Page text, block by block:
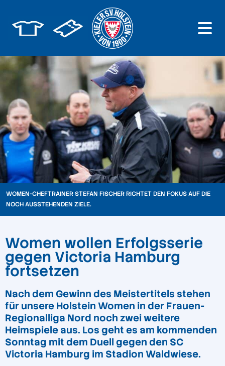
WOMEN-CHEFTRAINER STEFAN FISCHER RICHTET DEN FOKUS AUF DIE
NOCH AUSSTEHENDEN ZIELE.
Women wollen Erfolgsserie
gegen Victoria Hamburg
fortsetzen
Nach dem Gewinn des Meistertitels stehen
für unsere Holstein Women in der Frauen-
Regionalliga Nord noch zwei weitere
Heimspiele aus. Los geht es am kommenden
Sonntag mit dem Duell gegen den SC
Victoria Hamburg im Stadion Waldwiese.